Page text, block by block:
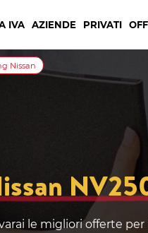
IVA AZIENDE PRIVATI
le migliori offerte per
Nissan